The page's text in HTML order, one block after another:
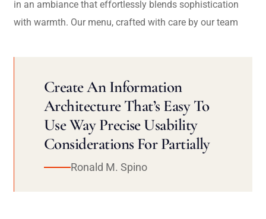
in an ambiance that effortlessly blends sophistication
with warmth. Our menu, crafted with care by our team
Create An Information
Architecture That’s Easy To
Use Way Precise Usability
Considerations For Partially
Ronald M. Spino